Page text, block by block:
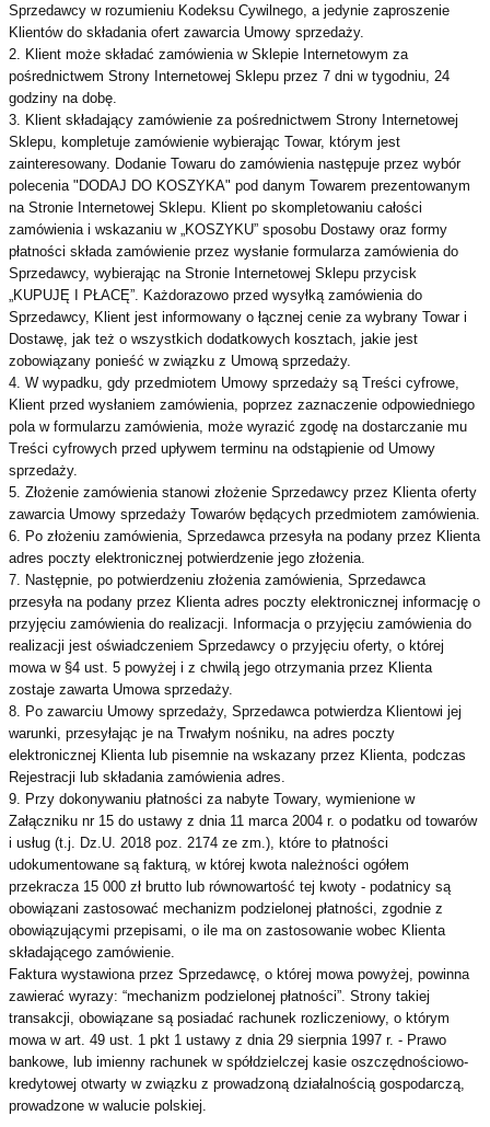
Sprzedawcy w rozumieniu Kodeksu Cywilnego, a jedynie zaproszenie
Klientów do składania ofert zawarcia Umowy sprzedaży.
2. Klient może składać zamówienia w Sklepie Internetowym za
pośrednictwem Strony Internetowej Sklepu przez 7 dni w tygodniu, 24
godziny na dobę.
3. Klient składający zamówienie za pośrednictwem Strony Internetowej
Sklepu, kompletuje zamówienie wybierając Towar, którym jest
zainteresowany. Dodanie Towaru do zamówienia następuje przez wybór
polecenia "DODAJ DO KOSZYKA" pod danym Towarem prezentowanym
na Stronie Internetowej Sklepu. Klient po skompletowaniu całości
zamówienia i wskazaniu w „KOSZYKU” sposobu Dostawy oraz formy
płatności składa zamówienie przez wysłanie formularza zamówienia do
Sprzedawcy, wybierając na Stronie Internetowej Sklepu przycisk
„KUPUJĘ I PŁACĘ”. Każdorazowo przed wysyłką zamówienia do
Sprzedawcy, Klient jest informowany o łącznej cenie za wybrany Towar i
Dostawę, jak też o wszystkich dodatkowych kosztach, jakie jest
zobowiązany ponieść w związku z Umową sprzedaży.
4. W wypadku, gdy przedmiotem Umowy sprzedaży są Treści cyfrowe,
Klient przed wysłaniem zamówienia, poprzez zaznaczenie odpowiedniego
pola w formularzu zamówienia, może wyrazić zgodę na dostarczanie mu
Treści cyfrowych przed upływem terminu na odstąpienie od Umowy
sprzedaży.
5. Złożenie zamówienia stanowi złożenie Sprzedawcy przez Klienta oferty
zawarcia Umowy sprzedaży Towarów będących przedmiotem zamówienia.
6. Po złożeniu zamówienia, Sprzedawca przesyła na podany przez Klienta
adres poczty elektronicznej potwierdzenie jego złożenia.
7. Następnie, po potwierdzeniu złożenia zamówienia, Sprzedawca
przesyła na podany przez Klienta adres poczty elektronicznej informację o
przyjęciu zamówienia do realizacji. Informacja o przyjęciu zamówienia do
realizacji jest oświadczeniem Sprzedawcy o przyjęciu oferty, o której
mowa w §4 ust. 5 powyżej i z chwilą jego otrzymania przez Klienta
zostaje zawarta Umowa sprzedaży.
8. Po zawarciu Umowy sprzedaży, Sprzedawca potwierdza Klientowi jej
warunki, przesyłając je na Trwałym nośniku, na adres poczty
elektronicznej Klienta lub pisemnie na wskazany przez Klienta, podczas
Rejestracji lub składania zamówienia adres.
9. Przy dokonywaniu płatności za nabyte Towary, wymienione w
Załączniku nr 15 do ustawy z dnia 11 marca 2004 r. o podatku od towarów
i usług (t.j. Dz.U. 2018 poz. 2174 ze zm.), które to płatności
udokumentowane są fakturą, w której kwota należności ogółem
przekracza 15 000 zł brutto lub równowartość tej kwoty - podatnicy są
obowiązani zastosować mechanizm podzielonej płatności, zgodnie z
obowiązującymi przepisami, o ile ma on zastosowanie wobec Klienta
składającego zamówienie.
Faktura wystawiona przez Sprzedawcę, o której mowa powyżej, powinna
zawierać wyrazy: “mechanizm podzielonej płatności”. Strony takiej
transakcji, obowiązane są posiadać rachunek rozliczeniowy, o którym
mowa w art. 49 ust. 1 pkt 1 ustawy z dnia 29 sierpnia 1997 r. - Prawo
bankowe, lub imienny rachunek w spółdzielczej kasie oszczędnościowo-
kredytowej otwarty w związku z prowadzoną działalnością gospodarczą,
prowadzone w walucie polskiej.